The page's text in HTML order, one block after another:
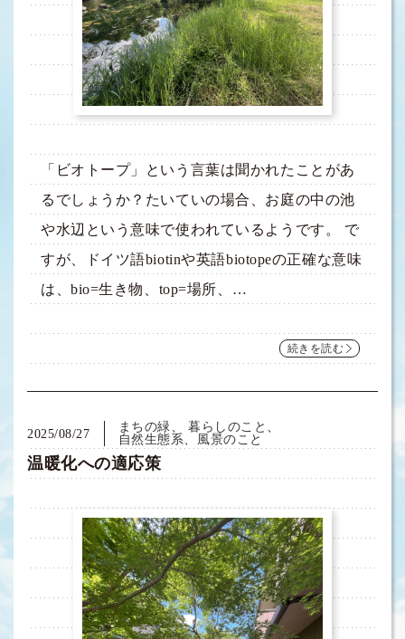
「ビオトープ」という言葉は聞かれたことがあ
るでしょうか？たいていの場合、お庭の中の池
や水辺という意味で使われているようです。 で
すが、ドイツ語biotinや英語biotopeの正確な意味
は、bio=生き物、top=場所、…
続きを読む
2025/08/27 まちの緑
暮らしのこと
自然生態系、風景のこと
温暖化への適応策